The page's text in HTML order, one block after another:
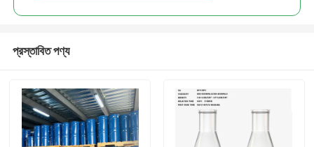
প্রস্তাবিত পণ্য